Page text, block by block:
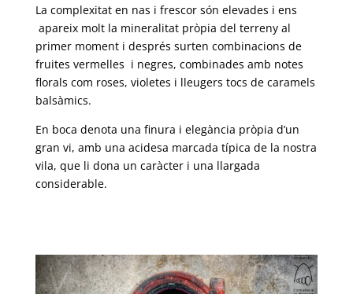
La complexitat en nas i frescor són elevades i ens
apareix molt la mineralitat pròpia del terreny al
primer moment i després surten combinacions de
fruites vermelles i negres, combinades amb notes
florals com roses, violetes i lleugers tocs de caramels
balsàmics.
En boca denota una finura i elegància pròpia d’un
gran vi, amb una acidesa marcada típica de la nostra
vila, que li dona un caràcter i una llargada
considerable.